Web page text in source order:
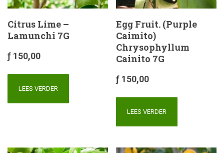
Citrus Lime –
Lamunchi 7G
ƒ 150,00
LEES VERDER
Egg Fruit. (Purple
Caimito)
Chrysophyllum
Cainito 7G
ƒ 150,00
LEES VERDER